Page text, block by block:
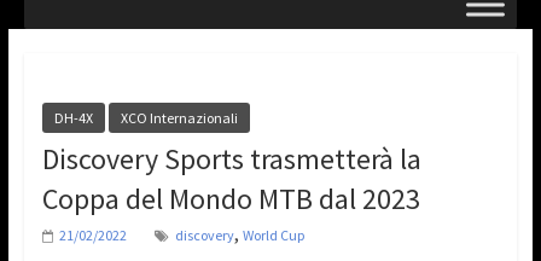
DH-4X XCO Internazionali
Discovery Sports trasmetterà la
Coppa del Mondo MTB dal 2023
21/02/2022 discovery, World Cup